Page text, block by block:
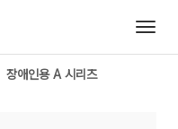
사용 가능)- 애니휘트니스
장애인용 A 시리즈